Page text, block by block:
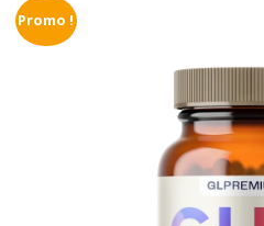
Promo !